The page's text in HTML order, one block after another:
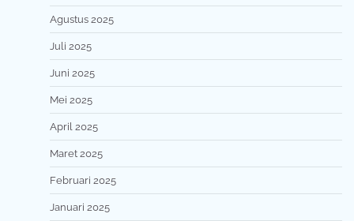
Agustus 2025
Juli 2025
Juni 2025
Mei 2025
April 2025
Maret 2025
Februari 2025
Januari 2025